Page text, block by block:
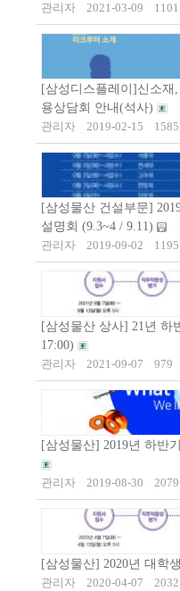
관리자
2021-03-09 1101
[삼성디스플레이]신소재
용상담회 안내(석사)
관리자
2019-02-15 1585
[삼성물산 건설부문]
설명회 (9.3~4 / 9.11)
관리자
2019-09-02 1195
[삼성물산 상사] 21년 하
17:00)
관리자
2021-09-07 979
[삼성물산] 2019년 하반
관리자 2019-08-30 2079
[삼성물산] 2020년 대학
관리자
2020-04-07 2032